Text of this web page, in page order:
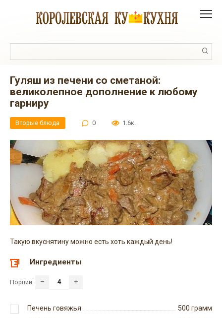
Гуляш из печени со сметаной:
великолепное дополнение к любому
гарниру
Вторые блюда 0 1.6к.
Такую вкуснятину можно есть хоть каждый день!
Ингредиенты
Порции: – +
Печень говяжья 500 грамм